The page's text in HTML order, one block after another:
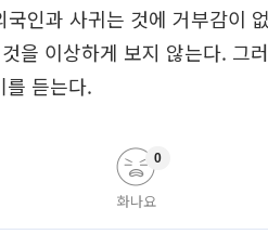
국인과 사귀는 것에 거부감이
을 이상하게 보지 않는다. 그
를 듣는다.
화나요
0